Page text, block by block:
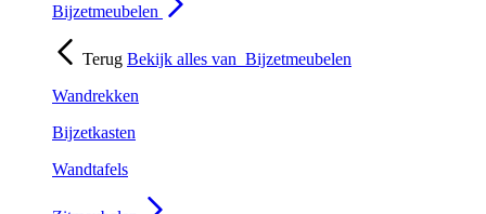
Bijzetmeubelen
Terug Bekijk alles van Bijzetmeubelen
Wandrekken
Bijzetkasten
Wandtafels